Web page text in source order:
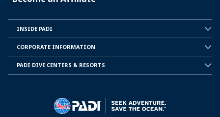
PADI
INSIDE PADI
INFORMATION
CORPORATE INFORMATION
PADI DIVE CENTERS & RESORTS